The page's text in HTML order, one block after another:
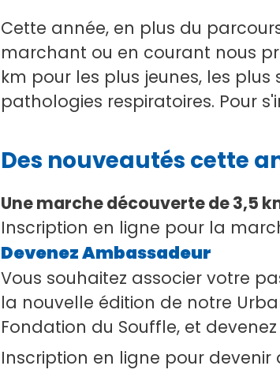
Cette année, en plus du
marchant ou en courant nous
km pour les plus jeunes, les
pathologies respiratoires. Pour
Des nouveautés cette
Une marche découverte de 3,5
Inscription en ligne pour la
Devenez Ambassadeur
Vous souhaitez associer votre
la nouvelle édition de notre
Fondation du Souffle, et
Inscription en ligne pour